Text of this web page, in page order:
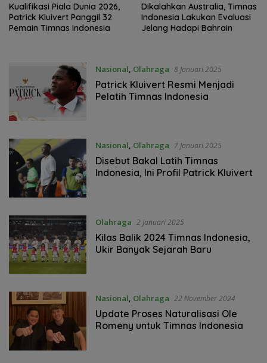
Kualifikasi Piala Dunia 2026,
Patrick Kluivert Panggil 32
Pemain Timnas Indonesia
Dikalahkan Australia, Timnas
Indonesia Lakukan Evaluasi
Jelang Hadapi Bahrain
Nasional, Olahraga 8 Januari 2025
Patrick Kluivert Resmi Menjadi
Pelatih Timnas Indonesia
Nasional, Olahraga 7 Januari 2025
Disebut Bakal Latih Timnas
Indonesia, Ini Profil Patrick Kluivert
Olahraga 2 Januari 2025
Kilas Balik 2024 Timnas Indonesia,
Ukir Banyak Sejarah Baru
Nasional, Olahraga 22 November 2024
Update Proses Naturalisasi Ole
Romeny untuk Timnas Indonesia